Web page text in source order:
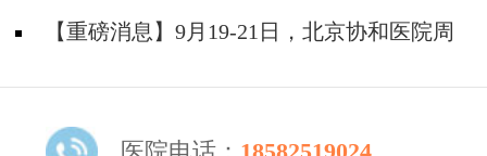
题！
天坛&首钢医院两大专家蓉城亲诊+癫痫大额救
【重磅消息】9月19-21日，北京协和医院周
线！